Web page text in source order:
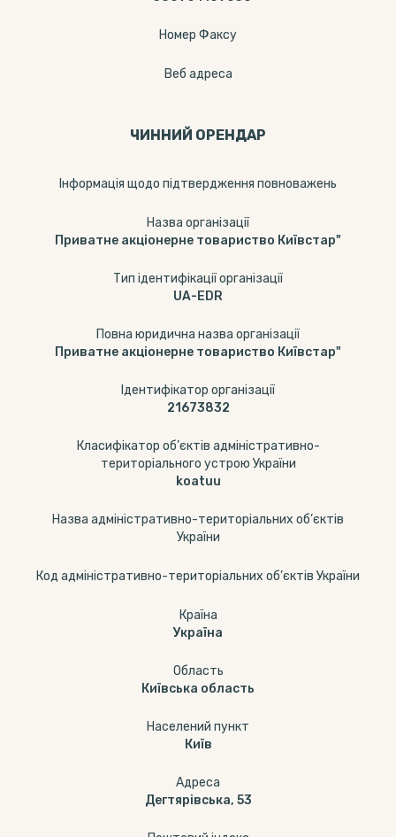
Номер Факсу
Веб адреса
ЧИННИЙ ОРЕНДАР
Інформація щодо підтвердження повноважень
Назва організації
Приватне акціонерне товариство Київстар"
Тип ідентифікації організації
UA-EDR
Повна юридична назва організації
Приватне акціонерне товариство Київстар"
Ідентифікатор організації
21673832
Класифікатор об’єктів адміністративно-
територіального устрою України
koatuu
Назва адміністративно-територіальних об’єктів
України
Код адміністративно-територіальних об’єктів України
Країна
Україна
Область
Київська область
Населений пункт
Київ
Адреса
Дегтярівська, 53